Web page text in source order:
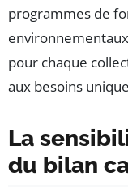
programmes de
pour chaque
aux besoins
La
du bilan